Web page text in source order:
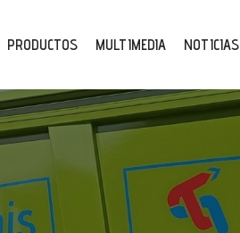
PRODUCTOS MULTIMEDIA NOTICIAS